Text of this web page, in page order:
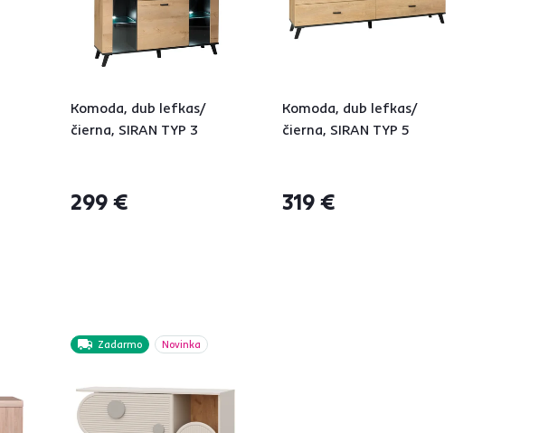
Komoda, dub lefkas/
čierna, SIRAN TYP 3
299 €
Komoda, dub lefkas/
čierna, SIRAN TYP 5
319 €
Zadarmo Novinka